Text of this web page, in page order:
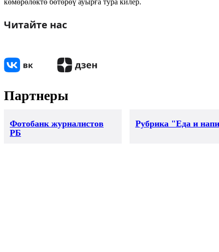
Читайте нас
Партнеры
Фотобанк журналистов
РБ
Рубрика "Еда и